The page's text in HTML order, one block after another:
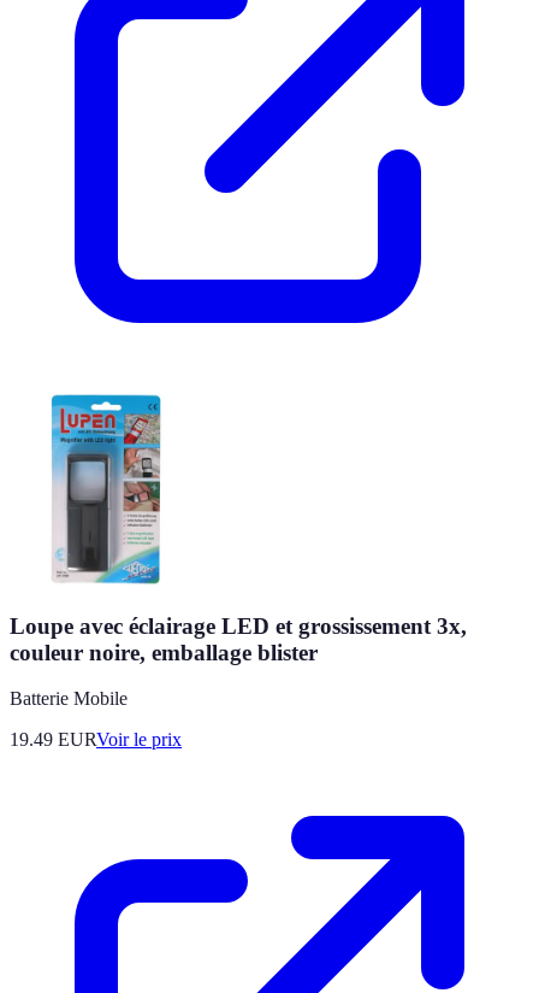
Loupe avec éclairage LED et grossissement 3x,
couleur noire, emballage blister
Batterie Mobile
19.49 EURVoir le prix